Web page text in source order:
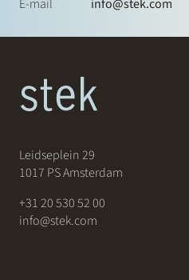
E-mail info@stek.com
Leidseplein 29
1017 PS Amsterdam
+31 20 530 52 00
info@stek.com